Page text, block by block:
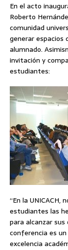
En el acto
Roberto
comunidad
generar espacios
alumnado.
invitación y
estudiantes:
“En la
estudiantes las
para alcanzar
conferencia es
excelencia